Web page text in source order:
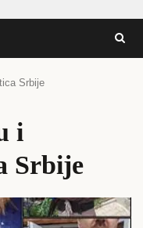
Srbije
i
Srbije